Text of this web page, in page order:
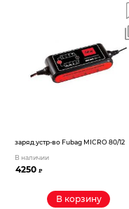
заряд.устр-во Fubag MICRO 80/12
В наличии
4250₽
В корзину